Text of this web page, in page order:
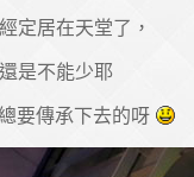
定居在天堂了，
是不能少耶
要傳承下去的呀